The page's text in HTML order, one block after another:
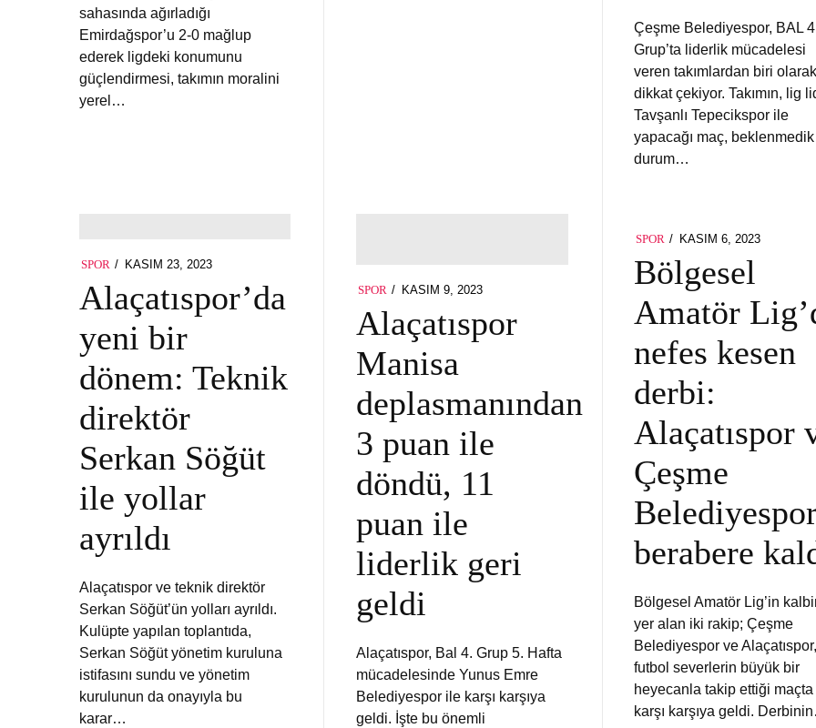
sahasında ağırladığı
Emirdağspor’u 2-0 mağlup
ederek ligdeki konumunu
güçlendirmesi, takımın moralini
yerel…
Çeşme Belediyespor, BAL
Grup’ta liderlik mücadelesi
veren takımlardan biri olarak
dikkat çekiyor. Takımın, lig
Tavşanlı Tepecikspor ile
yapacağı maç,
durum…
SPOR
POSTED
KASIM 23, 2023
2023
Alaçatıspor’da
yeni bir
dönem: Teknik
direktör
Serkan Söğüt
ile yollar
ayrıldı
Alaçatıspor ve teknik direktör
Serkan Söğüt’ün yolları ayrıldı.
Kulüpte yapılan toplantıda,
Serkan Söğüt yönetim kuruluna
istifasını sundu ve yönetim
kurulunun da onayıyla bu
karar…
SPOR
POSTED
KASIM 9, 2023
Alaçatıspor
Manisa
deplasmanından
3 puan ile
döndü, 11
puan ile
liderlik geri
geldi
Alaçatıspor, Bal 4. Grup 5. Hafta
mücadelesinde Yunus Emre
Belediyespor ile karşı karşıya
geldi. İşte bu önemli
SPOR
POSTED
ON
KASIM 6, 2023
Bölgesel
Amatör
nefes kesen
derbi:
Alaçatıspor
Çeşme
berabere
Bölgesel Amatör Lig’in
yer alan iki rakip; Çeşme
Belediyespor ve Alaçatıspor,
futbol severlerin büyük bir
heyecanla takip ettiği maçta
karşı karşıya geldi.